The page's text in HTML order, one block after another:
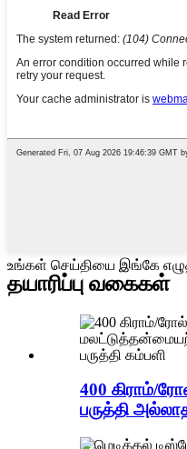
உங்கள் செய்தியை இங்கே
தயாரிப்பு வகைகள்
400 கிராம்/
பருத்தி